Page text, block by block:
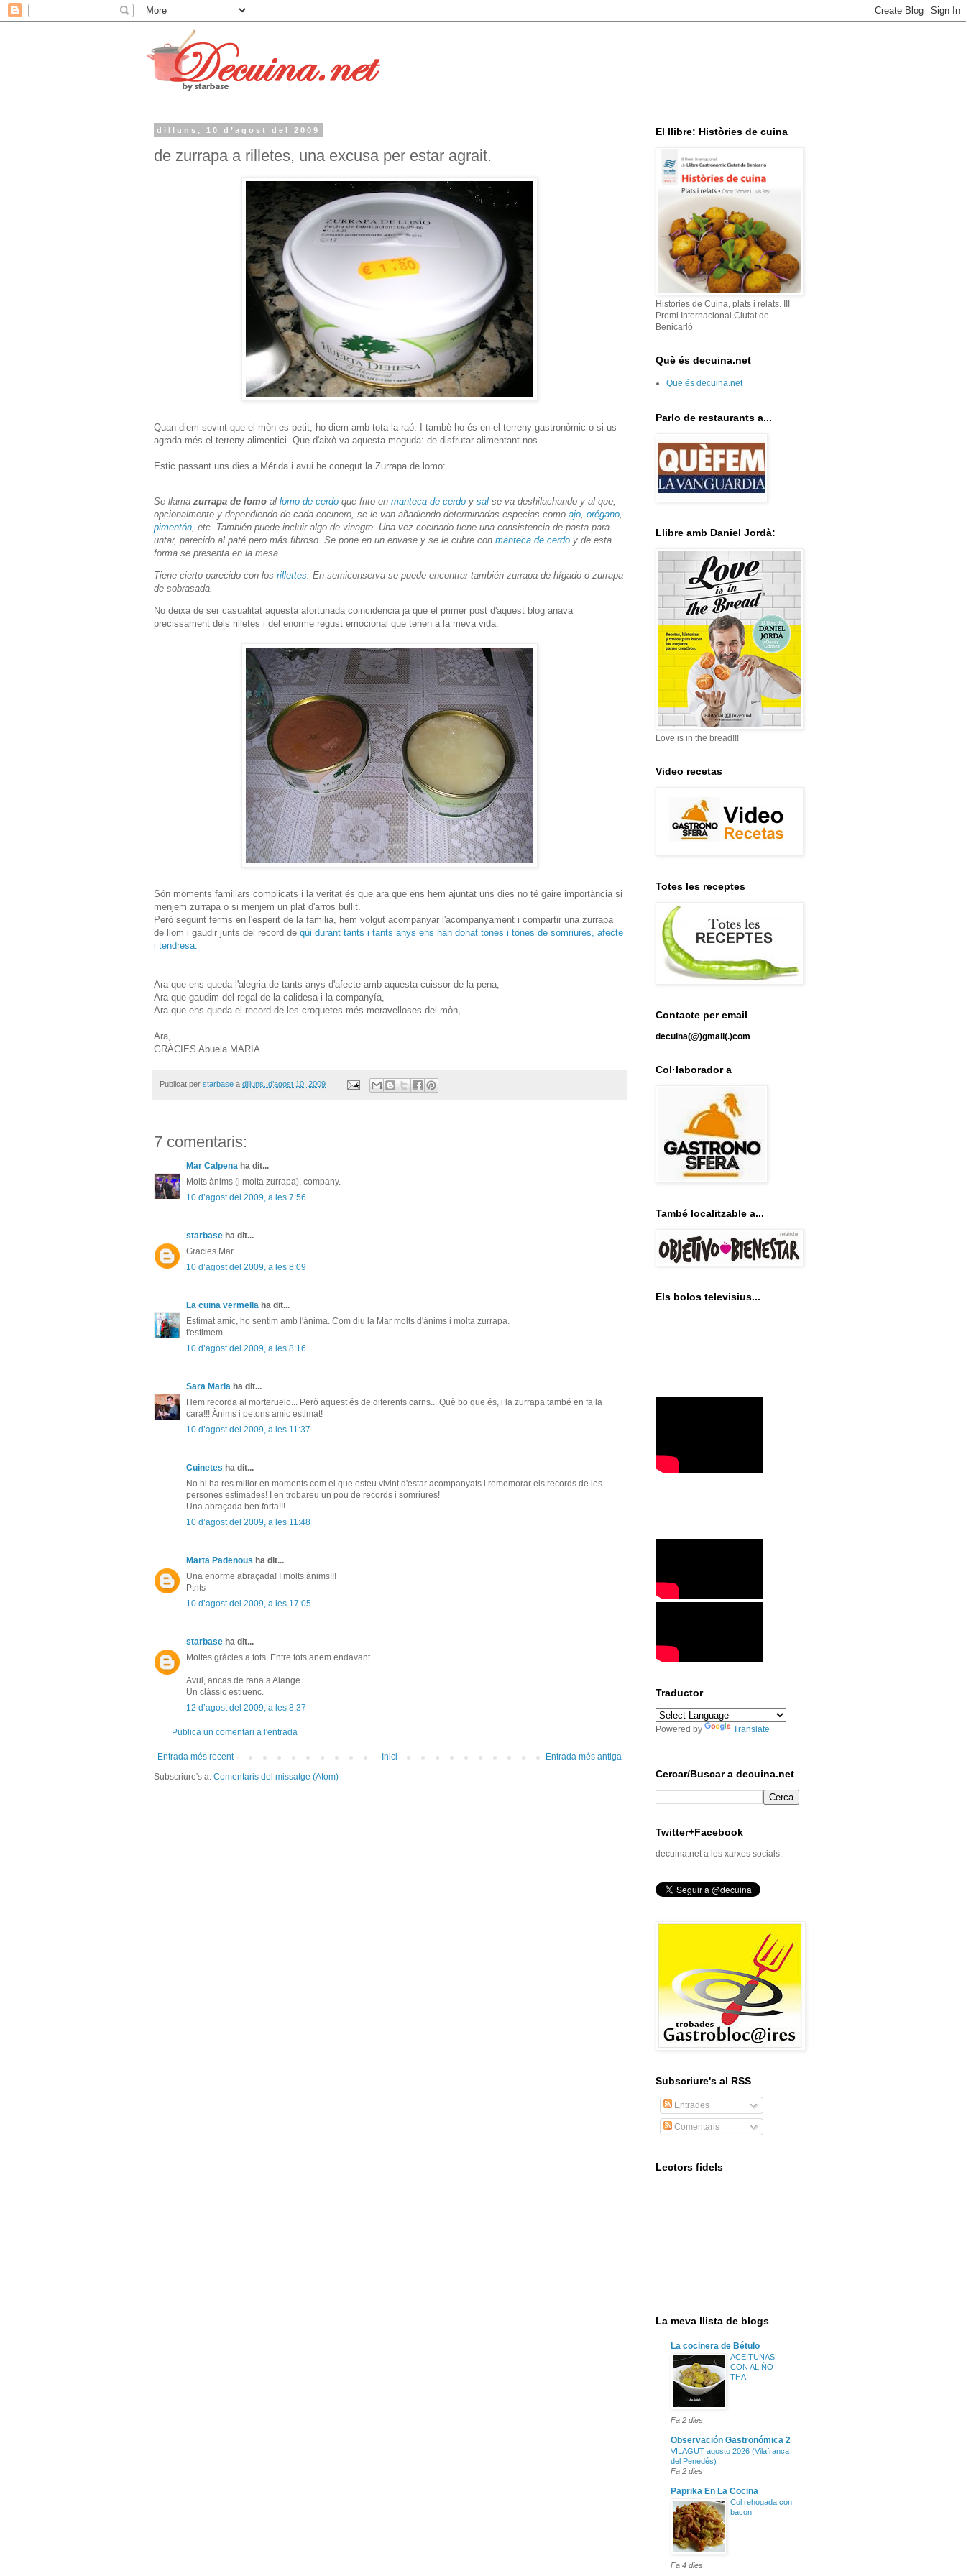
dilluns, 10 d’agost del 2009
de zurrapa a rilletes, una excusa per estar agrait.
Quan diem sovint que el mòn es petit, ho diem amb tota la raó. I tambè ho és en el terreny gastronòmic o si us
agrada més el terreny alimentici. Que d'això va aquesta moguda: de disfrutar alimentant-nos.
Estic passant uns dies a Mérida i avui he conegut la Zurrapa de lomo:
Se llama zurrapa de lomo al lomo de cerdo que frito en manteca de cerdo y sal se va deshilachando y al que,
opcionalmente y dependiendo de cada cocinero, se le van añadiendo determinadas especias como ajo orégano
pimentón , etc. También puede incluir algo de vinagre. Una vez cocinado tiene una consistencia de pasta para
untar, parecido al paté pero más fibroso. Se pone en un envase y se le cubre con manteca de cerdo y de esta
forma se presenta en la mesa.
Tiene cierto parecido con los rillettes. En semiconserva se puede encontrar también zurrapa de hígado o zurrapa
de sobrasada.
No deixa de ser casualitat aquesta afortunada coincidencia ja que el primer post d'aquest blog anava
precissament dels rilletes i del enorme regust emocional que tenen a la meva vida.
Són moments familiars complicats i la veritat és que ara que ens hem ajuntat uns dies no té gaire importància si
menjem zurrapa o si menjem un plat d'arros bullit.
Però seguint ferms en l'esperit de la familia, hem volgut acompanyar l'acompanyament i compartir una zurrapa
de llom i gaudir junts del record de qui durant tants i tants anys ens han donat tones i tones de somriures, afecte
i tendresa.
Ara que ens queda l'alegria de tants anys d'afecte amb aquesta cuissor de la pena,
Ara que gaudim del regal de la calidesa i la companyía,
Ara que ens queda el record de les croquetes més meravelloses del mòn,
Ara,
GRÀCIES Abuela MARIA.
Publicat per starbase a dilluns, d’agost 10, 2009
7 comentaris:
Mar Calpena ha dit...
Molts ànims (i molta zurrapa), company.
10 d’agost del 2009, a les 7:56
starbase ha dit...
Gracies Mar.
10 d’agost del 2009, a les 8:09
La cuina vermella ha dit...
Estimat amic, ho sentim amb l'ànima. Com diu la Mar molts d'ànims i molta zurrapa.
t'estimem.
10 d’agost del 2009, a les 8:16
Sara Maria ha dit...
Hem recorda al morteruelo... Però aquest és de diferents carns... Què bo que és, i la zurrapa també en fa la
cara!!! Ànims i petons amic estimat!
10 d’agost del 2009, a les 11:37
Cuinetes ha dit...
No hi ha res millor en moments com el que esteu vivint d'estar acompanyats i rememorar els records de les
persones estimades! I en trobareu un pou de records i somriures!
Una abraçada ben forta!!!
10 d’agost del 2009, a les 11:48
Marta Padenous ha dit...
Una enorme abraçada! I molts ànims!!!
Ptnts
10 d’agost del 2009, a les 17:05
starbase ha dit...
Moltes gràcies a tots. Entre tots anem endavant.
Avui, ancas de rana a Alange.
Un clàssic estiuenc.
12 d’agost del 2009, a les 8:37
Publica un comentari a l'entrada
Entrada més recent Entrada més antiga
Inici
Subscriure's a: Comentaris del missatge (Atom)
El llibre: Històries de cuina
Històries de Cuina, plats i relats. III
Premi Internacional Ciutat de
Benicarló
Què és decuina.net
Que és decuina.net
Parlo de restaurants a...
Llibre amb Daniel Jordà:
Love is in the bread!!!
Video recetas
Totes les receptes
Contacte per email
decuina(@)gmail(.)com
Col·laborador a
També localitzable a...
Els bolos televisius...
Traductor
Powered by Translate
Cercar/Buscar a decuina.net
Twitter+Facebook
decuina.net a les xarxes socials.
Subscriure's al RSS
Entrades
Comentaris
Lectors fidels
La meva llista de blogs
La cocinera de Bétulo
ACEITUNAS
CON ALIÑO
THAI
Fa 2 dies
Observación Gastronómica 2
VILAGUT agosto 2026 (Vilafranca
del Penedés)
Fa 2 dies
Paprika En La Cocina
Col rehogada con
bacon
Fa 4 dies